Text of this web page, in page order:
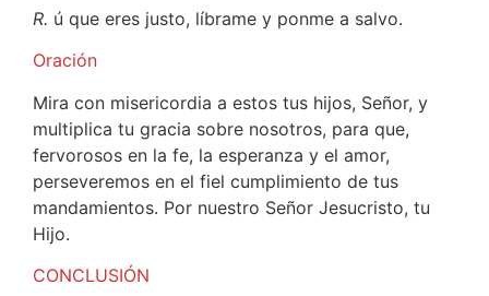
R. ú que eres justo, líbrame y ponme a salvo.
Oración
Mira con misericordia a estos tus hijos, Señor, y
multiplica tu gracia sobre nosotros, para que,
fervorosos en la fe, la esperanza y el amor,
perseveremos en el fiel cumplimiento de tus
mandamientos. Por nuestro Señor Jesucristo, tu
Hijo.
CONCLUSIÓN